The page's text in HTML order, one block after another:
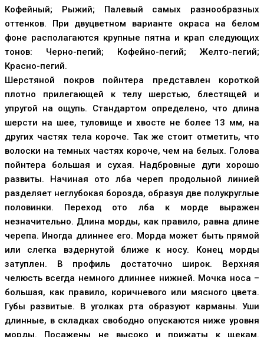
Кофейный; Рыжий; Палевый самых разнообразных
оттенков. При двуцветном варианте окраса на белом
фоне располагаются крупные пятна и крап следующих
тонов: Черно-пегий; Кофейно-пегий; Желто-пегий;
Красно-пегий.
Шерстяной покров пойнтера представлен короткой
плотно прилегающей к телу шерстью, блестящей и
упругой на ощупь. Стандартом определено, что длина
шерсти на шее, туловище и хвосте не более 13 мм, на
других частях тела короче. Так же стоит отметить, что
волоски на темных частях короче, чем на белых. Голова
пойнтера большая и сухая. Надбровные дуги хорошо
развиты. Начиная ото лба череп продольной линией
разделяет неглубокая борозда, образуя две полукруглые
половинки. Переход ото лба к морде выражен
незначительно. Длина морды, как правило, равна длине
черепа. Иногда длиннее его. Морда может быть прямой
или слегка вздернутой ближе к носу. Конец морды
затуплен. В профиль достаточно широк. Верхняя
челюсть всегда немного длиннее нижней. Мочка носа –
большая, как правило, коричневого или мясного цвета.
Губы развитые. В уголках рта образуют карманы. Уши
длинные, в складках свободно опускаются ниже уровня